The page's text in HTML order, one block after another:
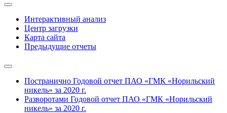
Интерактивный анализ
Центр загрузки
Карта сайта
Предыдущие отчеты
Постранично Годовой отчет ПАО «ГМК «Норильский
никель» за 2020 г.
Разворотами Годовой отчет ПАО «ГМК «Норильский
никель» за 2020 г.